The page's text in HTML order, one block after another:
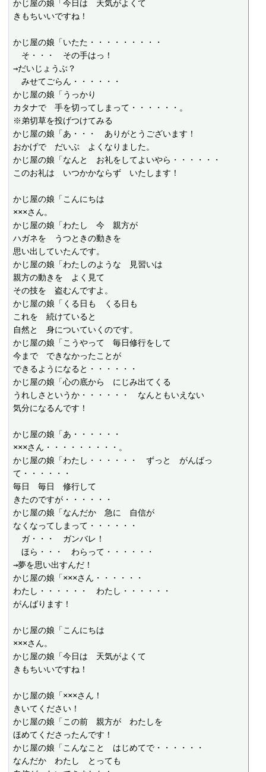
かじ屋の娘「今日は　天気がよくて
きもちいいですね！
かじ屋の娘「いたた・・・・・・・・・
そ・・・　その手はっ！
→だいじょうぶ？
みせてごらん・・・・・・
かじ屋の娘「うっかり
カタナで　手を切ってしまって・・・・・・。
※弟切草を投げつけてみる
かじ屋の娘「あ・・・　ありがとうございます！
おかげで　だいぶ　よくなりました。
かじ屋の娘「なんと　お礼をしてよいやら・・・・・・
このお礼は　いつかかならず　いたします！
かじ屋の娘「こんにちは
×××さん。
かじ屋の娘「わたし　今　親方が
ハガネを　うつときの動きを
思い出していたんです。
かじ屋の娘「わたしのような　見習いは
親方の動きを　よく見て
その技を　盗むんですよ。
かじ屋の娘「くる日も　くる日も
これを　続けていると
自然と　身についていくのです。
かじ屋の娘「こうやって　毎日修行をして
今まで　できなかったことが
できるようになると・・・・・・
かじ屋の娘「心の底から　にじみ出てくる
うれしさというか・・・・・・　なんともいえない
気分になるんです！
かじ屋の娘「あ・・・・・・
×××さん・・・・・・・・・。
かじ屋の娘「わたし・・・・・・　ずっと　がんばっ
て・・・・・・
毎日　毎日　修行して
きたのですが・・・・・・
かじ屋の娘「なんだか　急に　自信が
なくなってしまって・・・・・・
ガ・・・　ガンバレ！
ほら・・・　わらって・・・・・・
→夢を思い出すんだ！
かじ屋の娘「×××さん・・・・・・
わたし・・・・・・　わたし・・・・・・
がんばります！
かじ屋の娘「こんにちは
×××さん。
かじ屋の娘「今日は　天気がよくて
きもちいいですね！
かじ屋の娘「×××さん！
きいてください！
かじ屋の娘「この前　親方が　わたしを
ほめてくださったんです！
かじ屋の娘「こんなこと　はじめてで・・・・・・
なんだか　わたし　とっても